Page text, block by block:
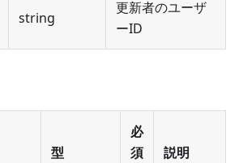
string
更新者のユーザ
ーID
型
必
須
説明